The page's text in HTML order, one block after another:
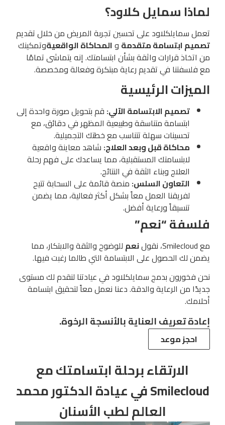
الارتقاء برحلة ابتسامتك مع
Smilecloud في عيادة الدكتور محمد
العالم لطب الأسنان
لماذا سمايل كلاود؟
تعمل سمايلكلاود على تحسين تجربة المريض من خلال تقديم
تصميم ابتسامة متقدمة والمحاكاة الواقعيةوتمكينك
من اتخاذ قرارات واثقة بشأن ابتسامتك. إنه يتماشى تمامًا
مع فلسفتنا في تقديم رعاية مبتكرة وفعالة ومخصصة.
الميزات الرئيسية
تصميم الابتسامة الآلي: قم بتحويل صورة واحدة إلى
ابتسامة متناسقة وطبيعية المظهر في دقائق، مع
تحسينات سهلة تتناسب مع خطتك التجميلية.
محاكاة قبل وبعد العلاج: شاهد معاينة واقعية
لابتسامتك المستقبلية، مما يساعدك على فهم رحلة
العلاج وبناء الثقة في النتائج.
التعاون السلس: منصة قائمة على السحابة تتيح
لفريقنا العمل معاً بشكل أكثر فعالية، مما يضمن
تنسيقاً ورعاية أفضل.
فلسفة “نعم”
مع Smilecloud، نقول نعم للوضوح والثقة والابتكار، مما
يضمن لك الحصول على الابتسامة التي طالما رغبت فيها.
نحن فخورون بدمج سمايلكلاود في عيادتنا لنقدم لك مستوى
جديدًا من الرعاية والدقة. دعنا نعمل معاً لتحقيق ابتسامة
أحلامك.
إعادة تعريف العناية بالأنسجة الرخوة.
احجز موعد